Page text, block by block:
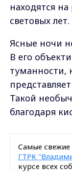
находятся
световых лет.
Ясные ночи
В его
туманности,
Такой
благодаря
Самые свежие
ГТРК
курсе всех